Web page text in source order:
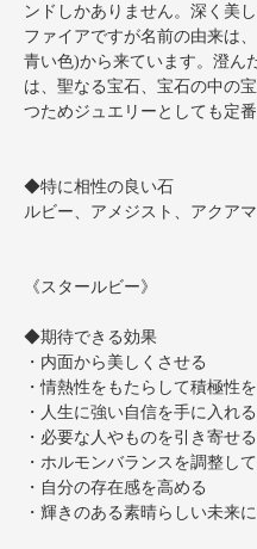
ンドしかありません。深く美
ファイアですが名前の由来は
青い色)から来ています。澄ん
は、聖なる宝石、宝石の中の
つためジュエリーとしても定番
◆特に相性の良い石
ルビー、アメジスト、アクア
《スタールビー》
◆期待できる効果
・内面から美しくさせる
・情熱性をもたらして積極性
・人生に強い自信を手に入れる
・必要な人やものを引き寄せる
・ホルモンバランスを調整し
・自分の存在感を高める
・輝きのある素晴らしい未来に